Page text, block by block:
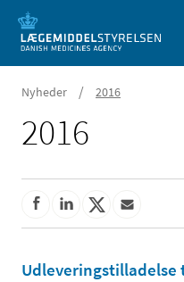
Nyheder / 2016
2016
Udleveringstilladelse